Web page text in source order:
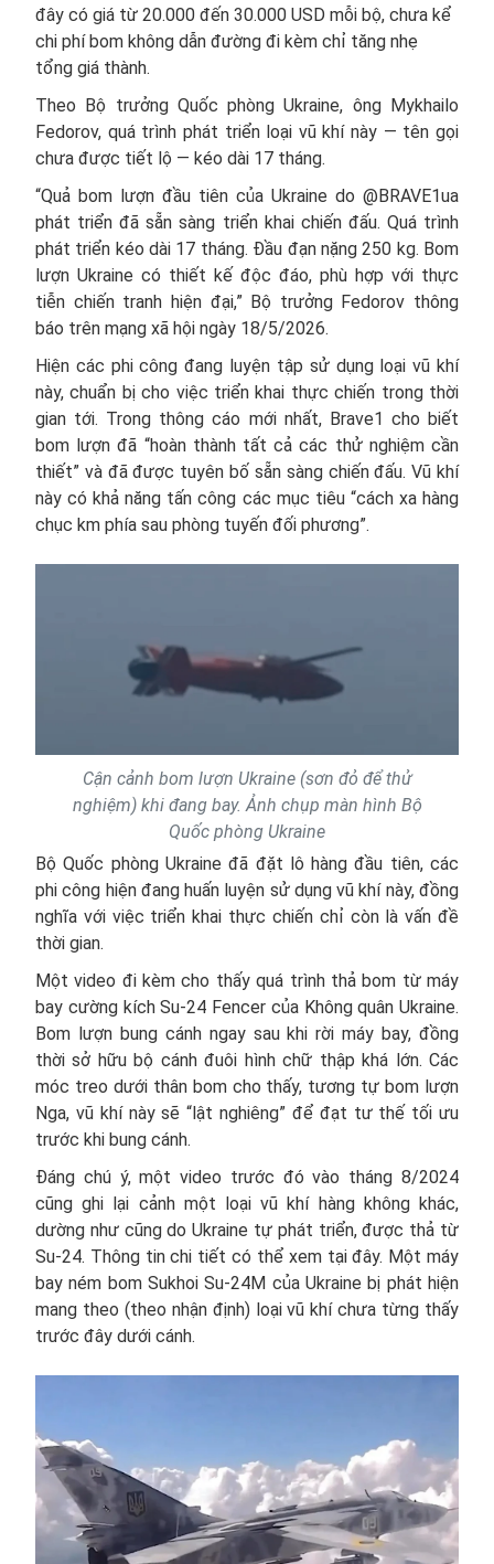
đây có giá từ 20.000 đến 30.000 USD mỗi bộ, chưa kể
chi phí bom không dẫn đường đi kèm chỉ tăng nhẹ
tổng giá thành.
Theo Bộ trưởng Quốc phòng Ukraine, ông Mykhailo
Fedorov, quá trình phát triển loại vũ khí này — tên gọi
chưa được tiết lộ — kéo dài 17 tháng.
“Quả bom lượn đầu tiên của Ukraine do @BRAVE1ua
phát triển đã sẵn sàng triển khai chiến đấu. Quá trình
phát triển kéo dài 17 tháng. Đầu đạn nặng 250 kg. Bom
lượn Ukraine có thiết kế độc đáo, phù hợp với thực
tiễn chiến tranh hiện đại,” Bộ trưởng Fedorov thông
báo trên mạng xã hội ngày 18/5/2026.
Hiện các phi công đang luyện tập sử dụng loại vũ khí
này, chuẩn bị cho việc triển khai thực chiến trong thời
gian tới. Trong thông cáo mới nhất, Brave1 cho biết
bom lượn đã “hoàn thành tất cả các thử nghiệm cần
thiết” và đã được tuyên bố sẵn sàng chiến đấu. Vũ khí
này có khả năng tấn công các mục tiêu “cách xa hàng
chục km phía sau phòng tuyến đối phương”.
Cận cảnh bom lượn Ukraine (sơn đỏ để thử
nghiệm) khi đang bay. Ảnh chụp màn hình Bộ
Quốc phòng Ukraine
Bộ Quốc phòng Ukraine đã đặt lô hàng đầu tiên, các
phi công hiện đang huấn luyện sử dụng vũ khí này, đồng
nghĩa với việc triển khai thực chiến chỉ còn là vấn đề
thời gian.
Một video đi kèm cho thấy quá trình thả bom từ máy
bay cường kích Su-24 Fencer của Không quân Ukraine.
Bom lượn bung cánh ngay sau khi rời máy bay, đồng
thời sở hữu bộ cánh đuôi hình chữ thập khá lớn. Các
móc treo dưới thân bom cho thấy, tương tự bom lượn
Nga, vũ khí này sẽ “lật nghiêng” để đạt tư thế tối ưu
trước khi bung cánh.
Đáng chú ý, một video trước đó vào tháng 8/2024
cũng ghi lại cảnh một loại vũ khí hàng không khác,
dường như cũng do Ukraine tự phát triển, được thả từ
Su-24. Thông tin chi tiết có thể xem tại đây. Một máy
bay ném bom Sukhoi Su-24M của Ukraine bị phát hiện
mang theo (theo nhận định) loại vũ khí chưa từng thấy
trước đây dưới cánh.